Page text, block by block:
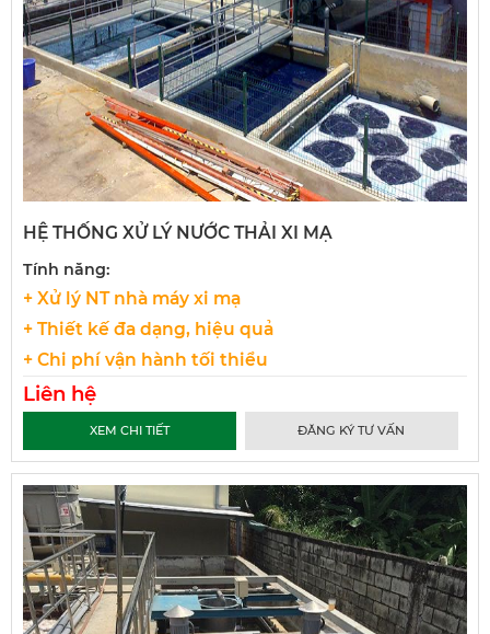
HỆ THỐNG XỬ LÝ NƯỚC THẢI XI MẠ
Tính năng:
+ Xử lý NT nhà máy xi mạ
+ Thiết kế đa dạng, hiệu quả
+ Chi phí vận hành tối thiểu
Liên hệ
XEM CHI TIẾT ĐĂNG KÝ TƯ VẤN